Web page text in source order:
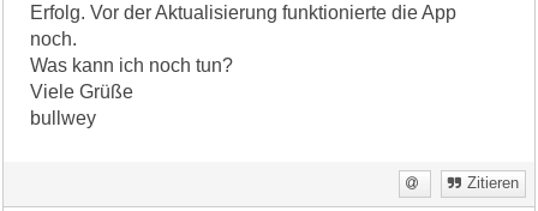
Erfolg. Vor der Aktualisierung funktionierte die App
noch.
Was kann ich noch tun?
Viele Grüße
bullwey
Zitieren